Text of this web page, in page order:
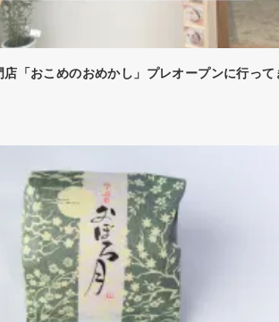
店「おこめのおめかし」プレオープンに行って